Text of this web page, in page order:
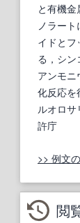
と有機
ノラー
イドとフ
る，シン
アンモニ
化反応を
ルオロサ
許庁
>> 例文
閲